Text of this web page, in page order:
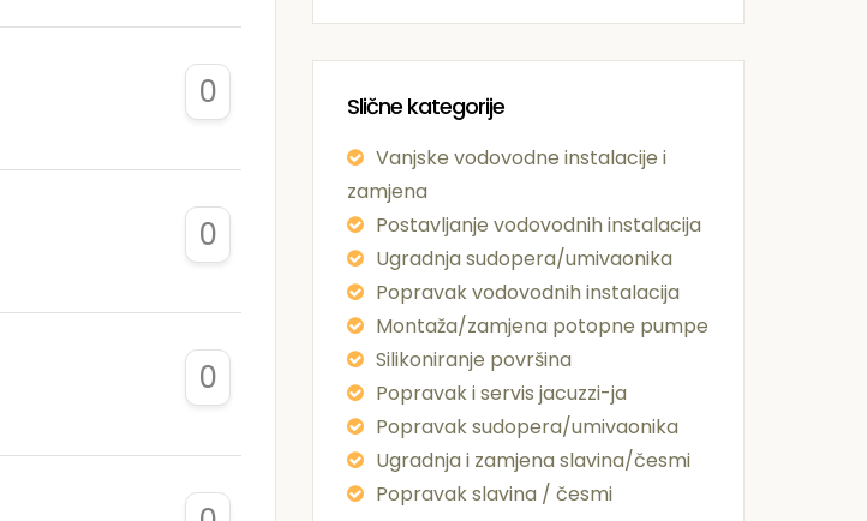
Slične kategorije
Vanjske vodovodne instalacije i
zamjena
Postavljanje vodovodnih instalacija
Ugradnja sudopera/umivaonika
Popravak vodovodnih instalacija
Montaža/zamjena potopne pumpe
Silikoniranje površina
Popravak i servis jacuzzi-ja
Popravak sudopera/umivaonika
Ugradnja i zamjena slavina/česmi
Popravak slavina / česmi
0
0
0